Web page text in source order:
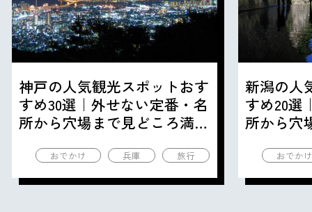
神戸の人気観光スポットおす
すめ30選｜外せない定番・名
所から穴場まで見どころ満載
おでかけ 兵庫 旅行
新潟の人
すめ20選
所から穴
おでか